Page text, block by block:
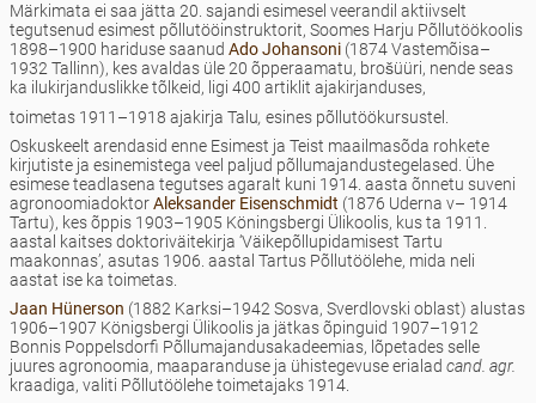
Märkimata ei saa jätta 20. sajandi esimesel veerandil aktiivselt
tegutsenud esimest põllutööinstruktorit, Soomes Harju Põllutöökoolis
1898–1900 hariduse saanud Ado Johansoni (1874 Vastemõisa–
1932 Tallinn), kes avaldas üle 20 õpperaamatu, brošüüri, nende seas
ka ilukirjanduslikke tõlkeid, ligi 400 artiklit ajakirjanduses,
toimetas 1911–1918 ajakirja Talu, esines põllutöökursustel.
Oskuskeelt arendasid enne Esimest ja Teist maailmasõda rohkete
kirjutiste ja esinemistega veel paljud põllumajandustegelased. Ühe
esimese teadlasena tegutses agaralt kuni 1914. aasta õnnetu suveni
agronoomiadoktorAleksander Eisenschmidt (1876 Uderna v– 1914
Tartu), kes õppis 1903–1905 Köningsbergi Ülikoolis, kus ta 1911.
aastal kaitses doktoriväitekirja ‘Väikepõllupidamisest Tartu
maakonnas’, asutas 1906. aastal Tartus Põllutöölehe, mida neli
aastat ise ka toimetas.
Jaan Hünerson (1882 Karksi–1942 Sosva, Sverdlovski oblast) alustas
1906–1907 Königsbergi Ülikoolis ja jätkas õpinguid 1907–1912
Bonnis Poppelsdorfi Põllumajandusakadeemias, lõpetades selle
juures agronoomia, maaparanduse ja ühistegevuse erialad cand. agr.
kraadiga, valiti Põllutöölehe toimetajaks 1914.